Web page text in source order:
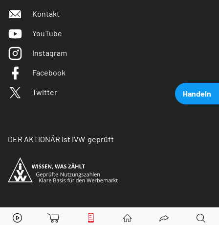
Handeln
RWE Aktie jetzt handeln?
Kontakt
YouTube
Instagram
Facebook
Twitter
DER AKTIONÄR ist IVW-geprüft